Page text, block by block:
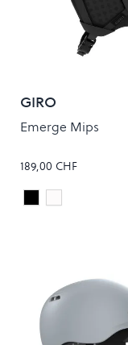
GIRO
Emerge Mips
189,00 CHF
Colour
Matte Black
Matte White